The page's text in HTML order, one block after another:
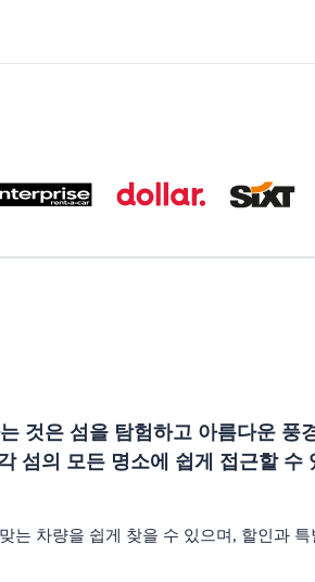
것은 섬을 탐험하고 아름다운 풍
섬의 모든 명소에 쉽게 접근할 수
차량을 쉽게 찾을 수 있으며, 할인과